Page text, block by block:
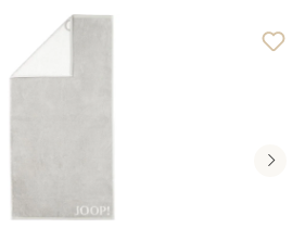
von 4.64 von 5 Sternen